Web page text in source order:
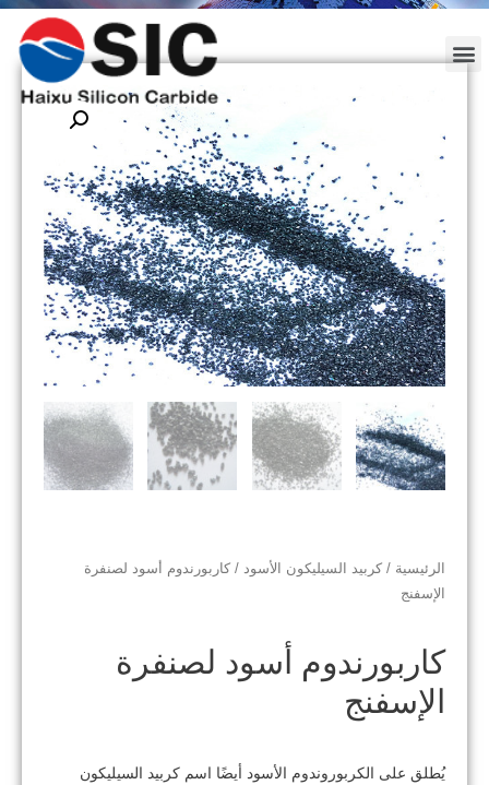
الرئيسية / كربيد السيليكون الأسود / كاربورندوم أسود لصنفرة
الإسفنج
كاربورندوم أسود لصنفرة
الإسفنج
يُطلق على الكربوروندوم الأسود أيضًا اسم كربيد السيليكون